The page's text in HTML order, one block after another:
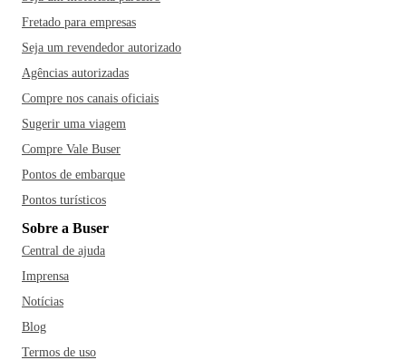
Fretado para empresas
Seja um revendedor autorizado
Agências autorizadas
Compre nos canais oficiais
Sugerir uma viagem
Compre Vale Buser
Pontos de embarque
Pontos turísticos
Sobre a Buser
Central de ajuda
Imprensa
Notícias
Blog
Termos de uso